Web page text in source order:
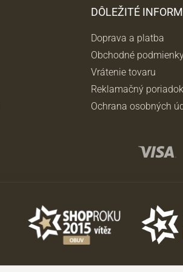
DÔLEŽITÉ
Doprava a platba
Obchodné
Vrátenie tovaru
Reklamačný poriadok
Ochrana osobných